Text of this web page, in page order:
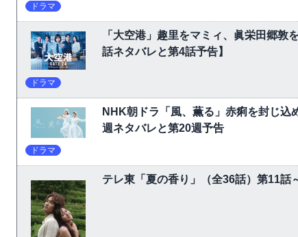
ドラマ
「大空港」趣里をマミィ、眞栄田郷
話ネタバレと第4話予告】
ドラマ
NHK朝ドラ「風、薫る」赤痢を封じ
週ネタバレと第20週予告
ドラマ
テレ東「夏の香り」（全36話）第11話